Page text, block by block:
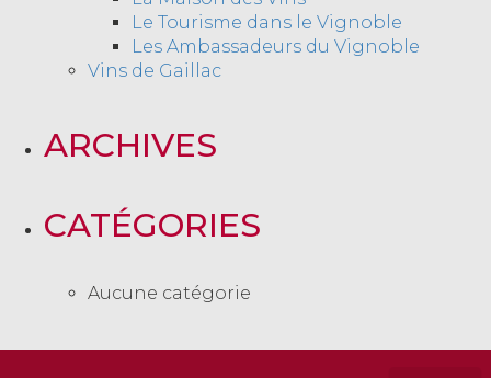
Le Tourisme dans le Vignoble
Les Ambassadeurs du Vignoble
Vins de Gaillac
ARCHIVES
CATÉGORIES
Aucune catégorie